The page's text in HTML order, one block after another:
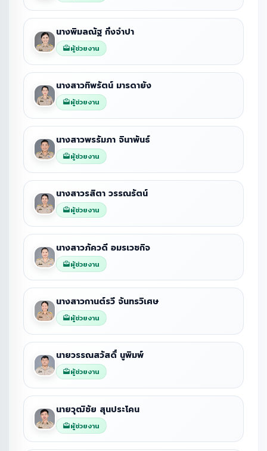
นางพิมลณัฐ กิ่งจำปา
ผู้ช่วยงาน
นางสาวทิพรัตน์ มารดายัง
ผู้ช่วยงาน
นางสาวพรรัมภา จินาพันธ์
ผู้ช่วยงาน
นางสาวรสิตา วรรณรัตน์
ผู้ช่วยงาน
นางสาวภัควดี อมรเวชกิจ
ผู้ช่วยงาน
นางสาวกานต์รวี จันทรวิเศษ
ผู้ช่วยงาน
นายวรรณสวัสดิ์ นูพิมพ์
ผู้ช่วยงาน
นายวุฒิชัย สุนประโคน
ผู้ช่วยงาน